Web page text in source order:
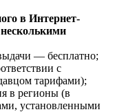
в Интернет-
— бесплатно;
с
тарифами);
в регионы (в
установленными